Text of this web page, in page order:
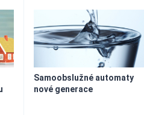
Samoobslužné automaty
nové generace